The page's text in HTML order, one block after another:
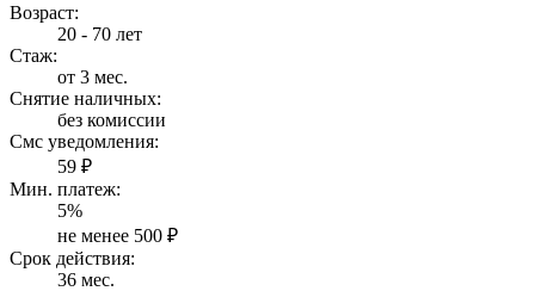
Возраст:
20 - 70 лет
Стаж:
от 3 мес.
Снятие наличных:
без комиссии
Смс уведомления:
59 ₽
Мин. платеж:
5%
не менее 500 ₽
Срок действия:
36 мес.